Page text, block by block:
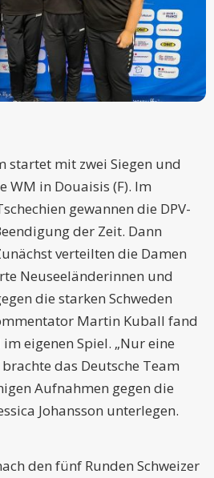
startet mit zwei Siegen und
WM in Douaisis (F). Im
gewannen die DPV-
der Zeit. Dann
verteilten die Damen
Neuseeländerinnen und
die starken Schweden
Martin Kuball fand
eigenen Spiel. „Nur eine
das Deutsche Team
Aufnahmen gegen die
Johansson unterlegen.
den fünf Runden Schweizer